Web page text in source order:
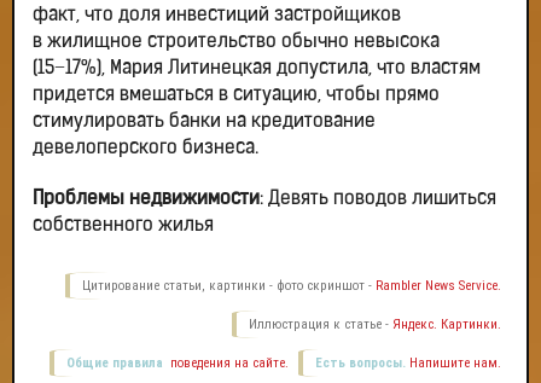
факт, что доля инвестиций застройщиков
в жилищное строительство обычно невысока
(15−17%), Мария Литинецкая допустила, что властям
придется вмешаться в ситуацию, чтобы прямо
стимулировать банки на кредитование
девелоперского бизнеса.
Проблемы недвижимости: Девять поводов лишиться
собственного жилья
Цитирование статьи, картинки - фото скриншот - Rambler News Service.
Иллюстрация к статье - Яндекс. Картинки.
Есть вопросы. Напишите нам.
Общие правила поведения на сайте.